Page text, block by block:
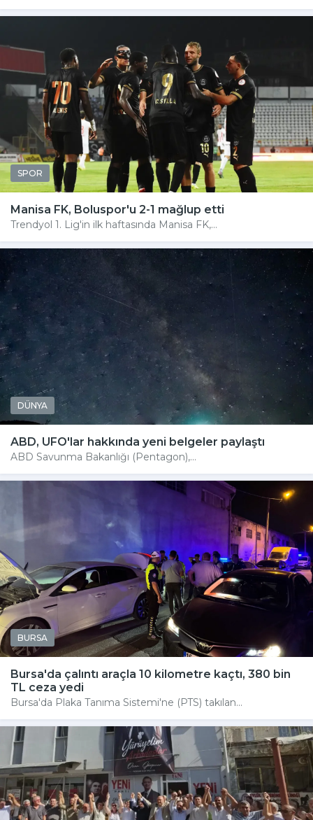
SPOR
Manisa FK, Boluspor'u 2-1 mağlup etti
Trendyol 1. Lig'in ilk haftasında Manisa FK,...
DÜNYA
ABD, UFO'lar hakkında yeni belgeler paylaştı
ABD Savunma Bakanlığı (Pentagon),...
BURSA
Bursa'da çalıntı araçla 10 kilometre kaçtı, 380 bin
TL ceza yedi
Bursa'da Plaka Tanıma Sistemi'ne (PTS) takılan...